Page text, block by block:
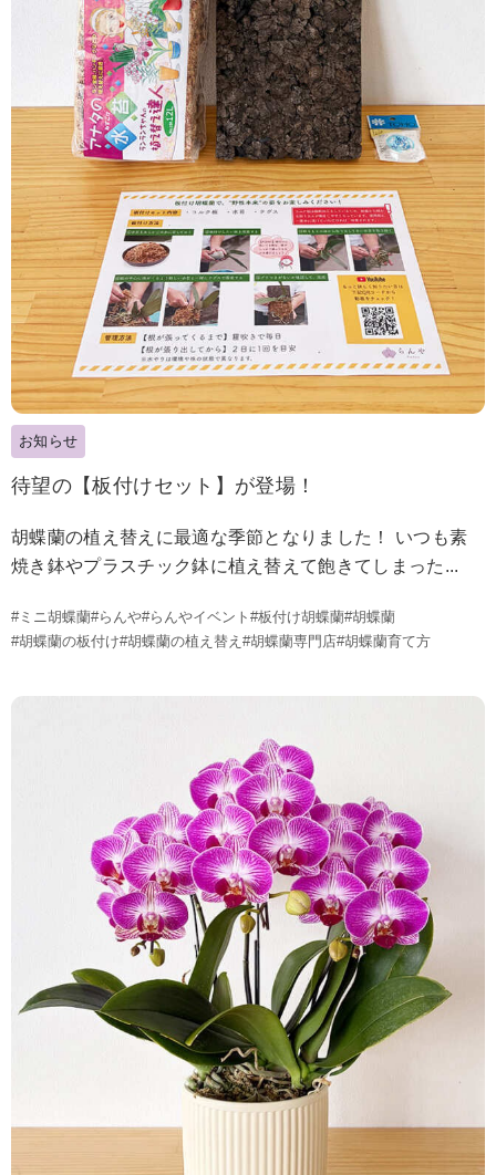
お知らせ
待望の【板付けセット】が登場！
胡蝶蘭の植え替えに最適な季節となりました！ いつも素
焼き鉢やプラスチック鉢に植え替えて飽きてしまった...
#ミニ胡蝶蘭#らんや#らんやイベント #板付け胡蝶蘭#胡蝶蘭
#胡蝶蘭の板付け#胡蝶蘭の植え替え #胡蝶蘭専門店#胡蝶蘭育て方